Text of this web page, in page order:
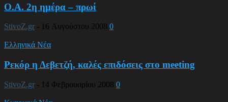
Ο.Α. 2η ημέρα – πρωί
StivoZ.gr - 16 Αυγούστου 2008 0
Ελληνικά Νέα
Ρεκόρ η Δεβετζή, καλές επιδόσεις στο meeting
StivoZ.gr - 14 Φεβρουαρίου 2008 0